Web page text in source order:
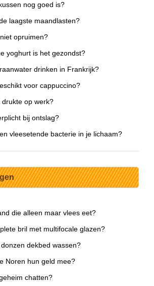
nog goed is?
laagste maandlasten?
opruimen?
yoghurt is het gezondst?
drinken in Frankrijk?
voor cappuccino?
op werk?
bij ontslag?
vleesetende bacterie in je lichaam?
die alleen maar vlees eet?
bril met multifocale glazen?
dekbed wassen?
Noren hun geld mee?
chatten?